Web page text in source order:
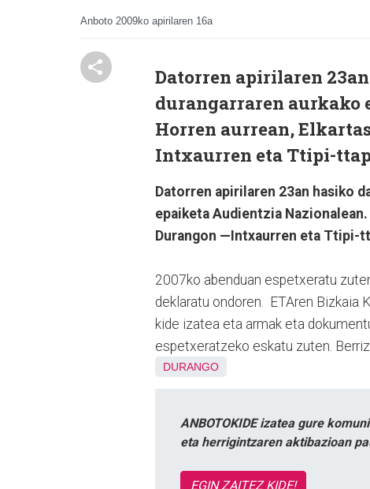
Anboto 2009ko apirilaren 16a
Datorren apirilaren
durangarraren aurkako
Horren aurrean,
Intxaurren eta Ttipi-
Datorren apirilaren 23an hasiko
epaiketa Audientzia
Durangon —Intxaurren eta Ttipi-
2007ko abenduan espetxeratu
deklaratu ondoren. ETAren Bizkaia
kide izatea eta armak eta
espetxeratzeko eskatu zuten.
DURANGO
ANBOTOKIDE izatea gure
eta herrigintzaren aktibazioan
EGIN ZAITEZ KIDE!